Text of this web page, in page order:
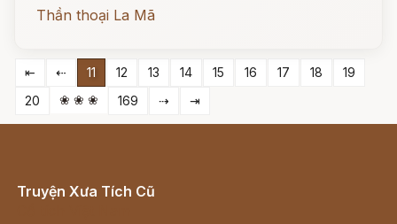
Thần thoại La Mã
⇤ ⇠ 11 12 13 14 15 16 17 18
19
20
❀ ❀ ❀ 169 ⇢ ⇥
Truyện Xưa Tích Cũ